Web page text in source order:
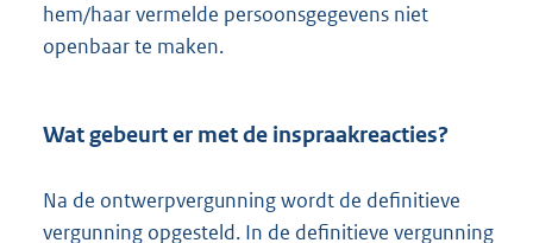
hem/haar vermelde persoonsgegevens niet
openbaar te maken.
Wat gebeurt er met de inspraakreacties?
Na de ontwerpvergunning wordt de definitieve
vergunning opgesteld. In de definitieve vergunning